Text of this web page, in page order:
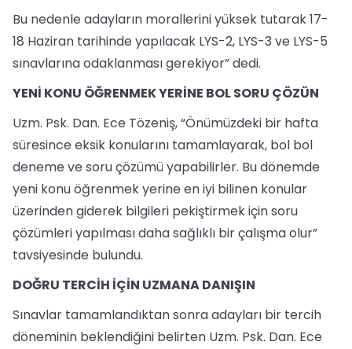
Bu nedenle adayların morallerini yüksek tutarak 17-
18 Haziran tarihinde yapılacak LYS-2, LYS-3 ve LYS-5
sınavlarına odaklanması gerekiyor” dedi.
YENİ KONU ÖĞRENMEK YERİNE BOL SORU ÇÖZÜN
Uzm. Psk. Dan. Ece Tözeniş, “Önümüzdeki bir hafta
süresince eksik konularını tamamlayarak, bol bol
deneme ve soru çözümü yapabilirler. Bu dönemde
yeni konu öğrenmek yerine en iyi bilinen konular
üzerinden giderek bilgileri pekiştirmek için soru
çözümleri yapılması daha sağlıklı bir çalışma olur”
tavsiyesinde bulundu.
DOĞRU TERCİH İÇİN UZMANA DANIŞIN
Sınavlar tamamlandıktan sonra adayları bir tercih
döneminin beklendiğini belirten Uzm. Psk. Dan. Ece